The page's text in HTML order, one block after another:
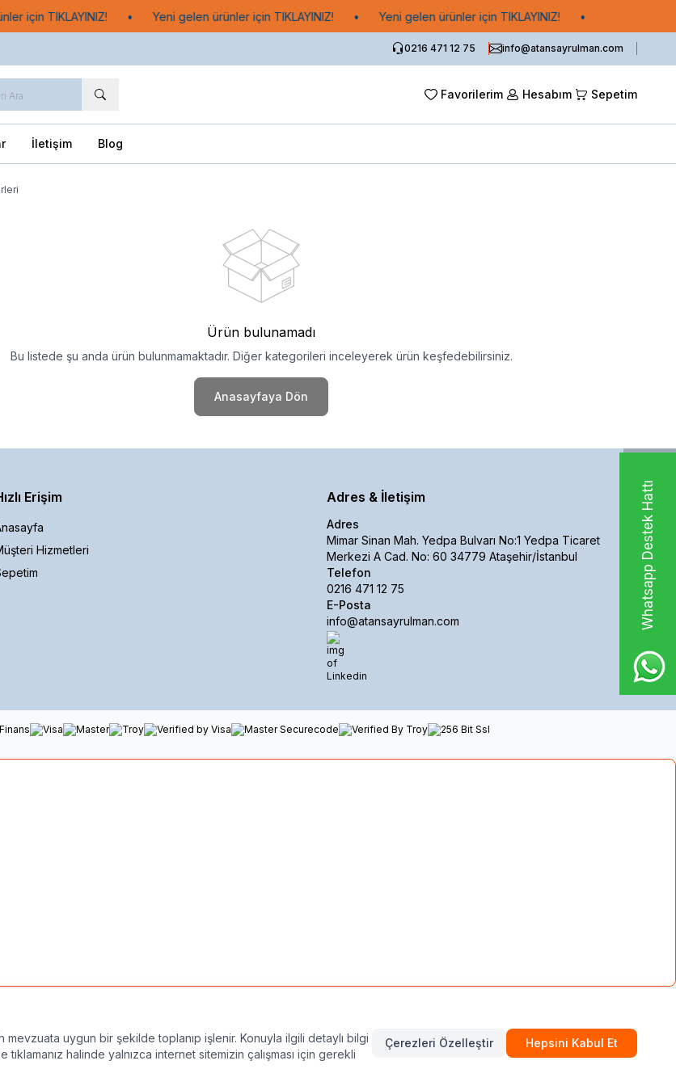
için TIKLAYINIZ! Yeni gelen ürünler için TIKLAYINIZ! Yeni gelen ürünler için TIKLAYINIZ!
Whatsapp Destek Hattı
0216 471 12 75 info@atansayrulman.com
Favorilerim Hesabım Sepetim
İletişim Blog
Ürün bulunamadı
Bu listede şu anda ürün bulunmamaktadır. Diğer kategorileri inceleyerek ürün keşfedebilirsiniz.
Anasayfaya Dön
Erişim
Hizmetleri
Adres & İletişim
Adres
Mimar Sinan Mah. Yedpa Bulvarı No:1 Yedpa Ticaret
Merkezi A Cad. No: 60 34779 Ataşehir/İstanbul
Telefon
0216 471 12 75
E-Posta
info@atansayrulman.com
logolar ve metinler Atansay'a aittir; izinsiz kullanılamaz, çoğaltılamaz veya dağıtılamaz!
uygun bir şekilde toplanıp işlenir. Konuyla ilgili detaylı bilgi
tıklamanız halinde yalnızca internet sitemizin çalışması için gerekli
Çerezleri Özelleştir Hepsini Kabul Et